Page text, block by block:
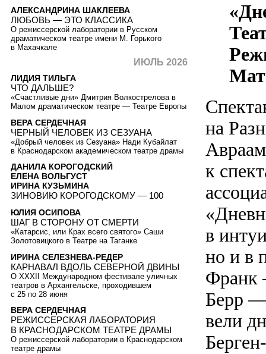
на
к
в
но и в
Франк
Берр —
вели
АЛЕКСАНДРИНА ШАКЛЕЕВА
ЛЮБОВЬ — ЭТО КЛАССИКА
О режиссерской лаборатории в Русском
драматическом театре имени М. Горького
в Махачкале
ИЮЛЬ 2026
ЛИДИЯ ТИЛЬГА
ЧТО ДАЛЬШЕ?
«Счастливые дни» Дмитрия Волкострелова в
Малом драматическом театре — Театре Европы
ВЕРА СЕРДЕЧНАЯ
ЧЕРНЫЙ ЧЕЛОВЕК ИЗ СЕЗУАНА
«Добрый человек из Сезуана» Нади Кубайлат
в Краснодарском академическом театре драмы
ДАНИЛА КОРОГОДСКИЙ
ЕЛЕНА ВОЛЬГУСТ
ИРИНА КУЗЬМИНА
ЗИНОВИЮ КОРОГОДСКОМУ — 100
ЮЛИЯ ОСИПОВА
ШАГ В СТОРОНУ ОТ СМЕРТИ
«Катарсис, или Крах всего святого» Саши
Золотовицкого в Театре на Таганке
ИРИНА СЕЛЕЗНЕВА-РЕДЕР
КАРНАВАЛ ВДОЛЬ СЕВЕРНОЙ ДВИНЫ
О XXXII Международном фестивале уличных
театров в Архангельске, проходившем
с 25 по 28 июня
ВЕРА СЕРДЕЧНАЯ
РЕЖИССЕРСКАЯ ЛАБОРАТОРИЯ
В КРАСНОДАРСКОМ ТЕАТРЕ ДРАМЫ
О режиссерской лаборатории в Краснодарском
театре драмы